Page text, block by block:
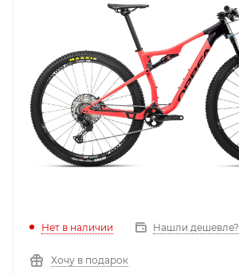
Нет в наличии Нашли дешевле?
Хочу в подарок